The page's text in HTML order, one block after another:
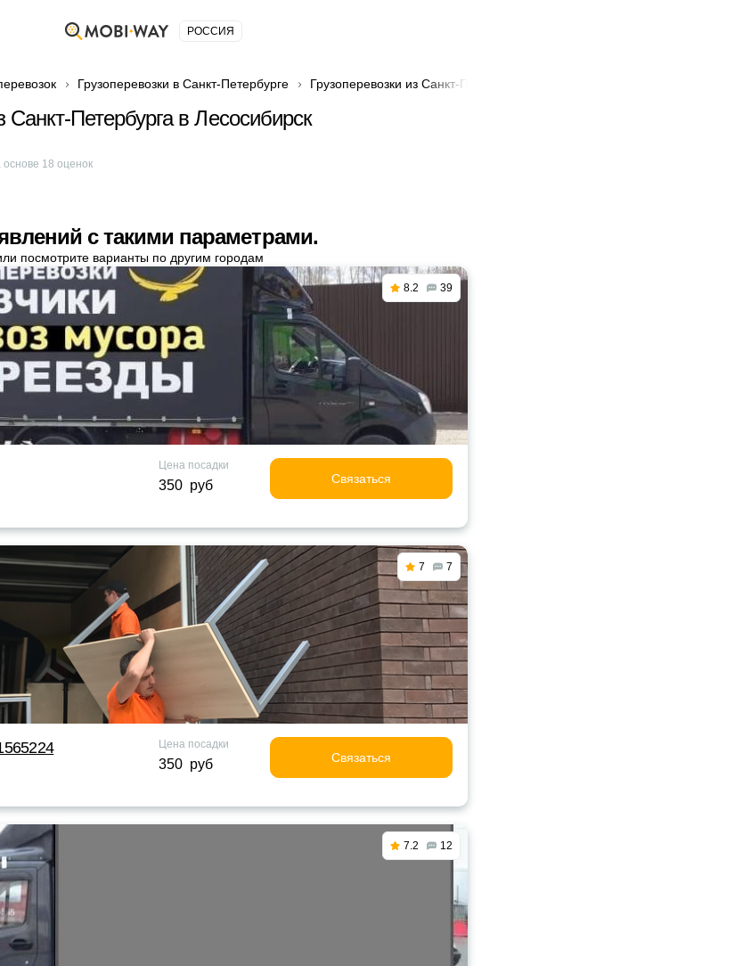
РОССИЯ
Грузоперевозки в Санкт-Петербурге Грузоперевозки из Санкт-Петербурга в Лесосибирск
Санкт-Петербурга в Лесосибирск
основе 18 оценок
с такими параметрами.
посмотрите варианты по другим городам
8.2 39
Цена посадки
350 руб Связаться
7 7
Цена посадки
350 руб Связаться
7.2 12